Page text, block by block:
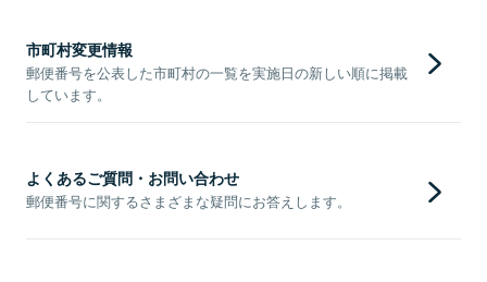
市町村変更情報
郵便番号を公表した市町村の一覧を実施日の新しい順に掲載
しています。
よくあるご質問・お問い合わせ
郵便番号に関するさまざまな疑問にお答えします。